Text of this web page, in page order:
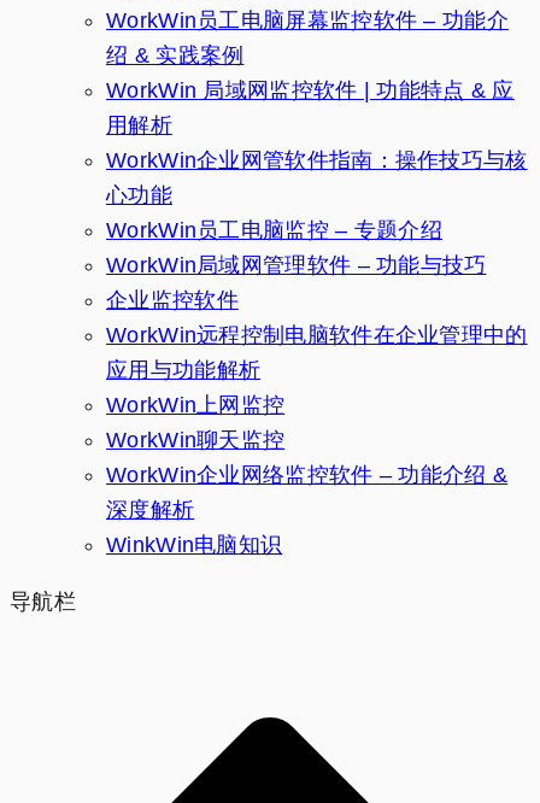
WorkWin员工电脑屏幕监控软件 – 功能介
绍 & 实践案例
WorkWin 局域网监控软件 | 功能特点 & 应
用解析
WorkWin企业网管软件指南：操作技巧与核
心功能
WorkWin员工电脑监控 – 专题介绍
WorkWin局域网管理软件 – 功能与技巧
企业监控软件
WorkWin远程控制电脑软件在企业管理中的
应用与功能解析
WorkWin上网监控
WorkWin聊天监控
WorkWin企业网络监控软件 – 功能介绍 &
深度解析
WinkWin电脑知识
导航栏